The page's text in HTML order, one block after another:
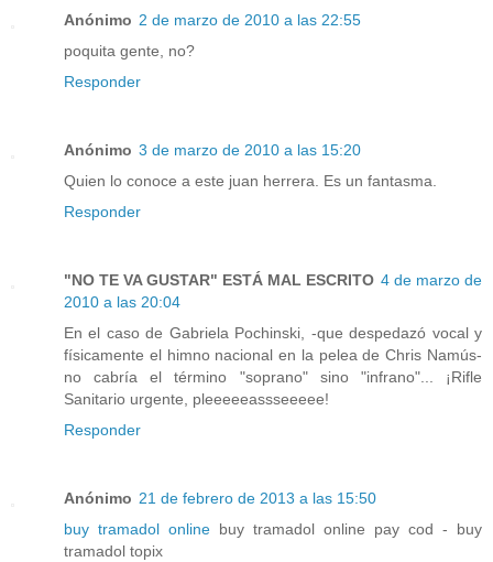
Anónimo 2 de marzo de 2010 a las 22:55
poquita gente, no?
Responder
Anónimo 3 de marzo de 2010 a las 15:20
Quien lo conoce a este juan herrera. Es un fantasma.
Responder
"NO TE VA GUSTAR" ESTÁ MAL ESCRITO 4 de marzo de
2010 a las 20:04
En el caso de Gabriela Pochinski, -que despedazó vocal y
físicamente el himno nacional en la pelea de Chris Namús-
no cabría el término "soprano" sino "infrano"... ¡Rifle
Sanitario urgente, pleeeeeassseeeee!
Responder
Anónimo 21 de febrero de 2013 a las 15:50
buy tramadol online buy tramadol online pay cod - buy
tramadol topix